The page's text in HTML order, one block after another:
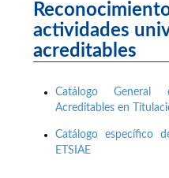
actividades
acreditables
Catálogo General
Acreditables en
Catálogo específico
ETSIAE